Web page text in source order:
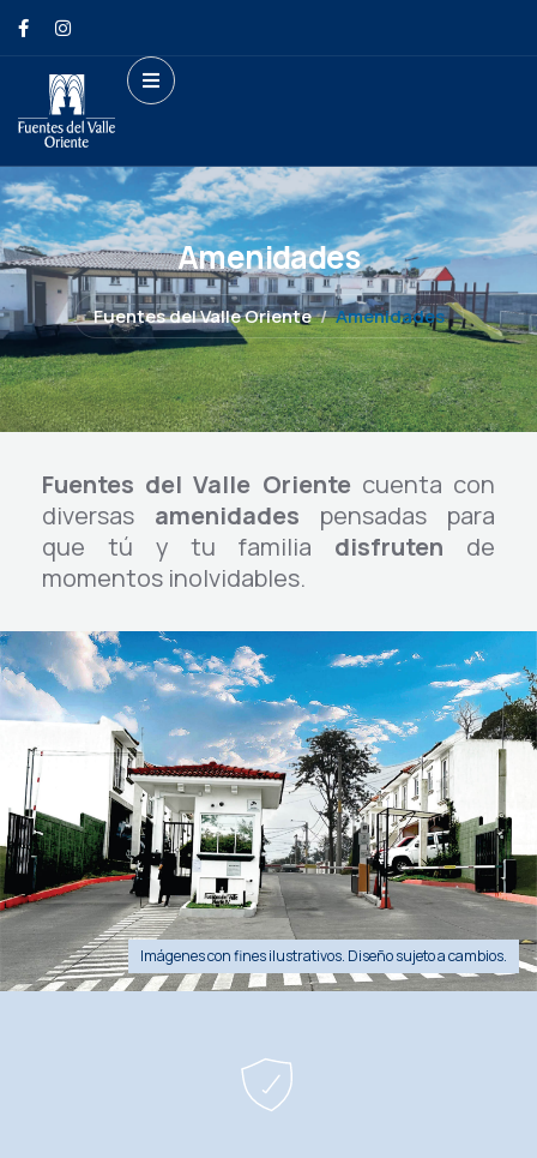
Amenidades
Fuentes del Valle Oriente Amenidades
Fuentes del Valle Orientecuenta con
diversas amenidades pensadas para
que tú y tu familia disfruten de
momentos inolvidables.